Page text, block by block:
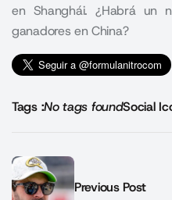
en Shanghái. ¿Habrá un
ganadores en China?
Tags :No tags foundSocial
Previous Post